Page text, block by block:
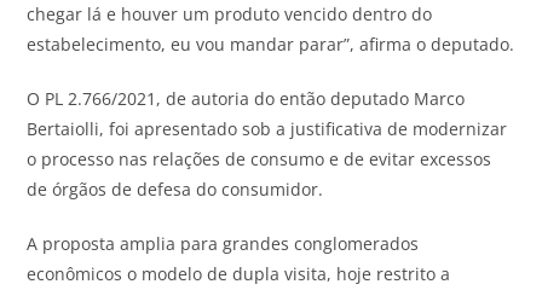
chegar lá e houver um produto vencido dentro do
estabelecimento, eu vou mandar parar”, afirma o deputado.
O PL 2.766/2021, de autoria do então deputado Marco
Bertaiolli, foi apresentado sob a justificativa de modernizar
o processo nas relações de consumo e de evitar excessos
de órgãos de defesa do consumidor.
A proposta amplia para grandes conglomerados
econômicos o modelo de dupla visita, hoje restrito a